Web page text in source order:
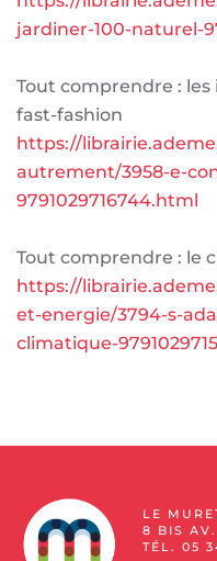
jardiner-100-naturel-
Tout comprendre :
fast-fashion
https://
autrement/3958-e-
9791029716744.html
Tout comprendre : le
https://
et-energie/3794-s-
climatique-
LE
8 BIS
TÉL. 05